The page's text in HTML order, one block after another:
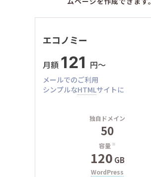
エコノミー
月額 121 円〜
メールでのご利用
シンプルなHTMLサイトに
独自ドメイン
50
容量 ※
120 GB
WordPress